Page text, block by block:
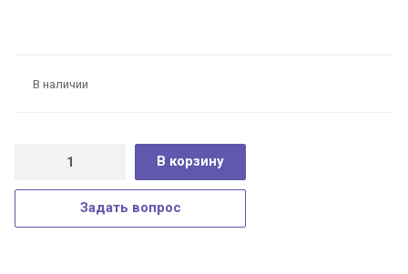
В наличии
В корзину
Задать вопрос